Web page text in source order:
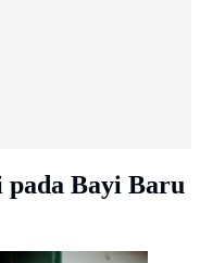
Bayi Baru